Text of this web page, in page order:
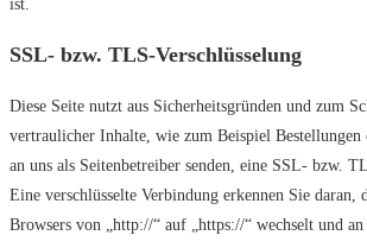
ist.
SSL- bzw. TLS-Verschlüsselung
Diese Seite nutzt aus Sicherheitsgründen und zum
vertraulicher Inhalte, wie zum Beispiel Bestellungen
an uns als Seitenbetreiber senden, eine SSL- bzw.
Eine verschlüsselte Verbindung erkennen Sie daran,
Browsers von „http://“ auf „https://“ wechselt und